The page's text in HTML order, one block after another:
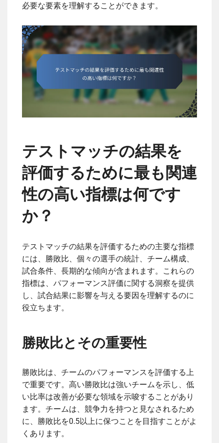
必要な要素を理解することができます。
テストマッチの結果を
評価するために最も関連
性の高い指標は何です
か？
テストマッチの結果を評価するための主要な指標
には、勝敗比、個々の選手の統計、チーム構成、
試合条件、長期的な傾向が含まれます。これらの
指標は、パフォーマンス評価に関する洞察を提供
し、試合結果に影響を与える要因を理解するのに
役立ちます。
勝敗比とその重要性
勝敗比は、チームのパフォーマンスを評価する上
で重要です。高い勝敗比は強いチームを示し、低
い比率は改善が必要な領域を示唆することがあり
ます。チームは、競争力を持つと見なされるため
に、勝敗比を0.5以上に保つことを目指すことがよ
くあります。